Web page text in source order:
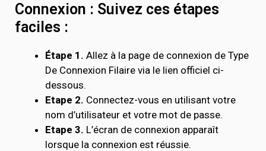
Connexion : Suivez ces étapes
faciles :
Étape 1. Allez à la page de connexion de Type
De Connexion Filaire via le lien officiel ci-
dessous.
Etape 2. Connectez-vous en utilisant votre
nom d’utilisateur et votre mot de passe.
Etape 3. L’écran de connexion apparaît
lorsque la connexion est réussie.